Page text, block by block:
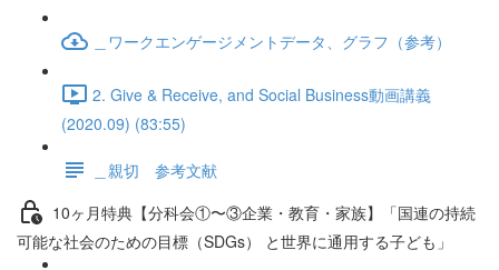
＿ワークエンゲージメントデータ、グラフ（参考）
2. Give & Receive, and Social Business動画講義
(2020.09) (83:55)
＿親切 参考文献
10ヶ月特典【分科会①〜③企業・教育・家族】「国連の持続
可能な社会のための目標（SDGs） と世界に通用する子ども」